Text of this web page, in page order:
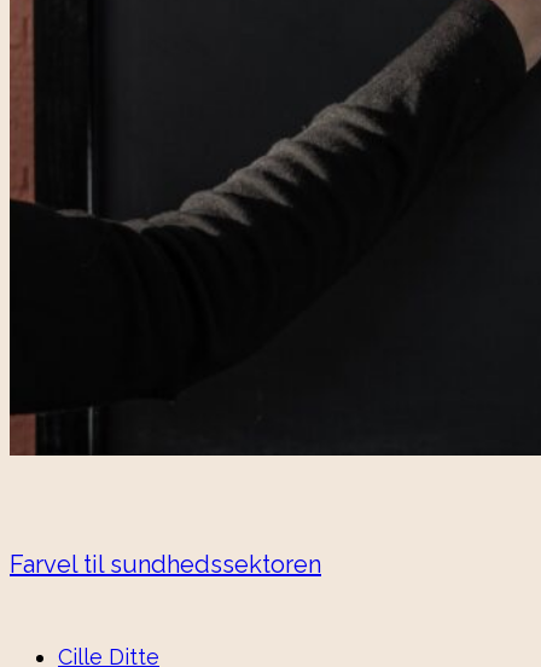
Farvel til sundhedssektoren
Cille Ditte